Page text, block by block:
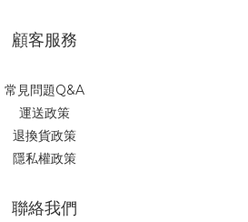
顧客服務
常見問題Q&A
運送政策
退換貨政策
隱私權政策
聯絡我們